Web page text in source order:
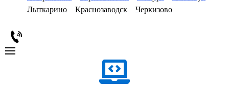
Лыткарино
Краснозаводск Черкизово